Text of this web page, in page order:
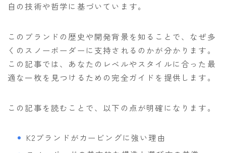
GRAY
HOLIDAY
JONES
NITRO
自の技術や哲学に基づいています。
このブランドの歴史や開発背景を知ることで、なぜ多
くのスノーボーダーに支持されるのかが分かります。
この記事では、あなたのレベルやスタイルに合った最
適な一枚を見つけるための完全ガイドを提供します。
この記事を読むことで、以下の点が明確になります。
K2ブランドがカービングに強い理由